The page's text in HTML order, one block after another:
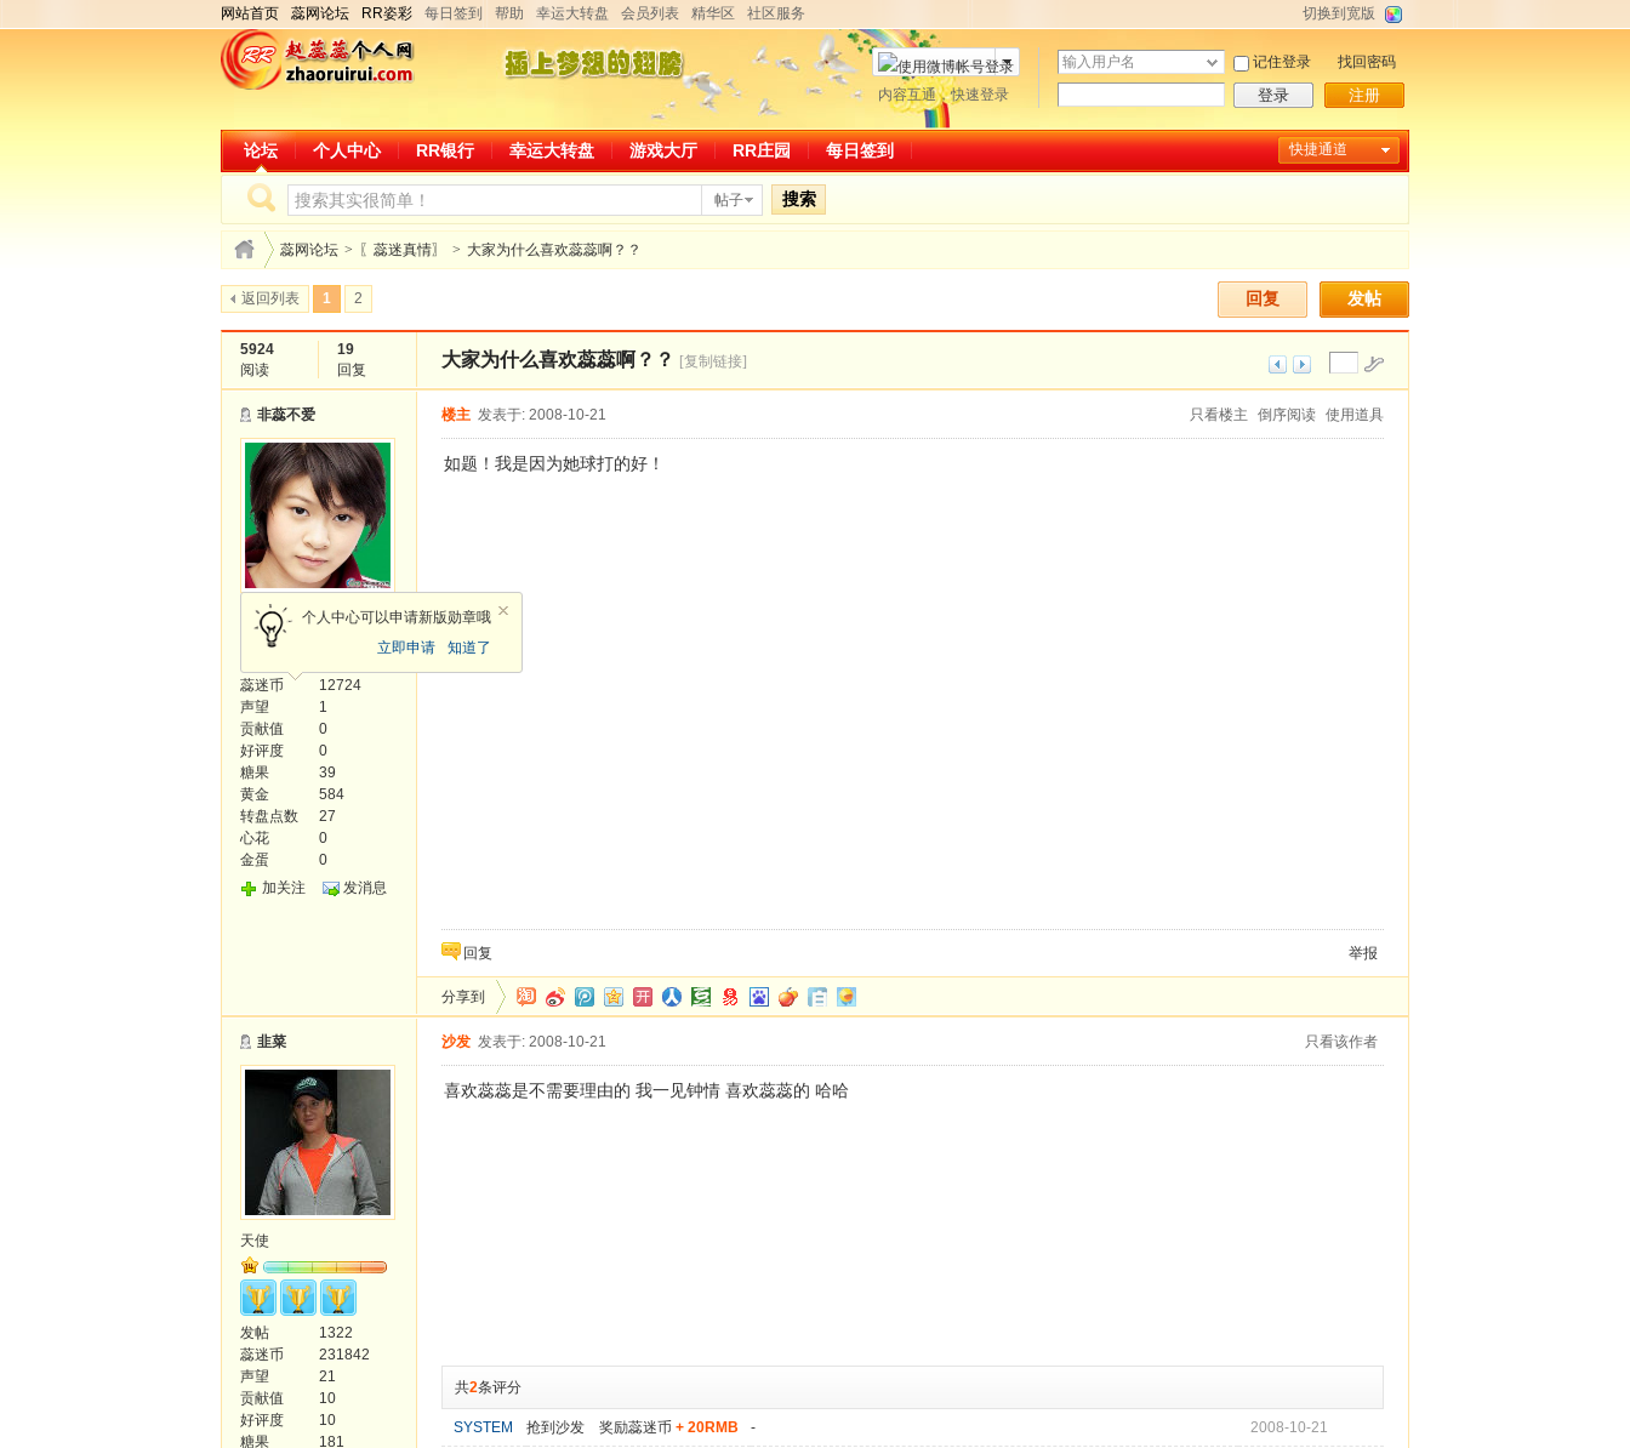
切换到宽版
网站首页 蕊网论坛 RR姿彩 每日签到 帮助 幸运大转盘 会员列表 精华区 社区服务
用
户
名
码
记住登录
登录
找回密码
注册
微博帐号登录
内容互通，快速登录
快捷通道
论坛 个人中心 RR银行 幸运大转盘 游戏大厅 RR庄园 每日签到
帖子 搜索
蕊网论坛 > 〖蕊迷真情〗 > 大家为什么喜欢蕊蕊啊？？
发帖
回复
返回列表 1 2
5924
阅读
19
回复
大家为什么喜欢蕊蕊啊？？ [复制链接]
非蕊不爱
精灵王
个人中心可以申请新版勋章哦
立即申请
知道了
蕊迷币
12724
声望
1
贡献值
0
好评度
0
糖果
39
黄金
584
转盘点数
27
心花
0
金蛋
0
加关注
发消息
只看楼主 倒序阅读 使用道具
楼主 发表于: 2008-10-21
如题！我是因为她球打的好！
回复 举报
分享到
韭菜
天使
发帖
1322
蕊迷币
231842
声望
21
贡献值
10
好评度
10
糖果
181
只看该作者
沙发 发表于: 2008-10-21
喜欢蕊蕊是不需要理由的 我一见钟情 喜欢蕊蕊的 哈哈
共2条评分
SYSTEM 抢到沙发 奖励蕊迷币 + 20RMB - 2008-10-21